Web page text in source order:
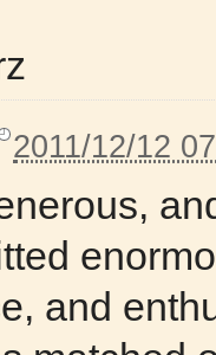
2011/12/12
and